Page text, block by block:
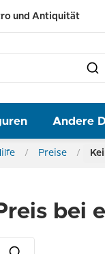
und Antiquität
Andere
Preise
bei